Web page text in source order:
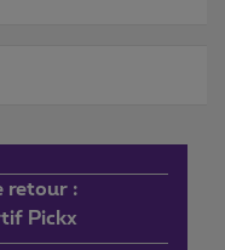
retour :
Pickx